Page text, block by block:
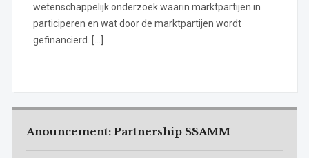
Anouncement: Partnership SSAMM
wetenschappelijk onderzoek waarin marktpartijen in
participeren en wat door de marktpartijen wordt
gefinancierd. […]